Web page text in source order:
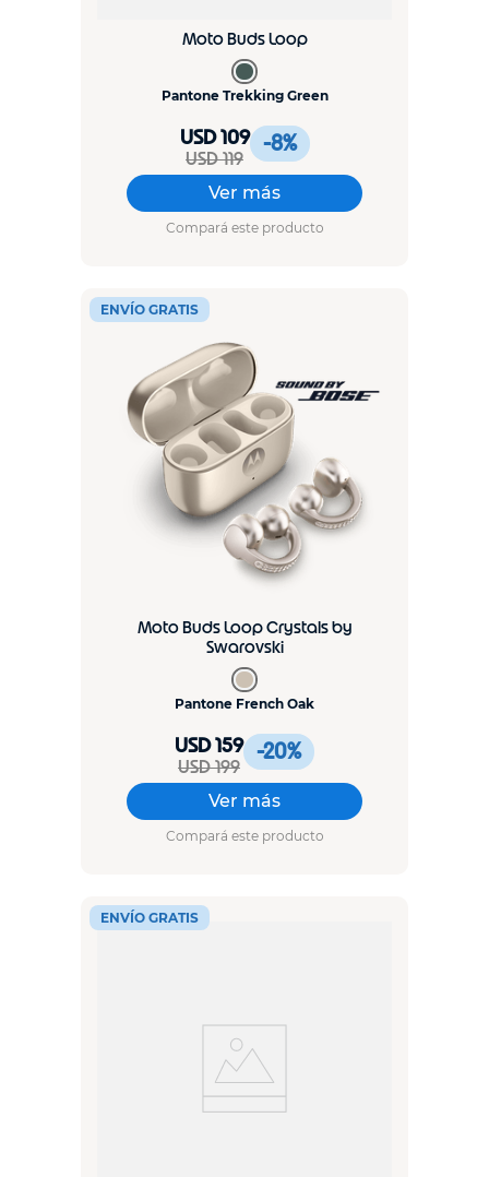
Moto Buds Loop
Pantone Trekking Green
-8%
USD 109
USD 119
Ver más
Compará este producto
Moto Buds Loop Crystals by
Swarovski
Pantone French Oak
-20%
USD 159
USD 199
Ver más
Compará este producto
ENVÍO GRATIS
ENVÍO GRATIS